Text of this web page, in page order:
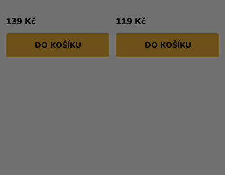
5
hvězdiček.
139 Kč
DO KOŠÍKU
5
hvězdiček.
119 Kč
DO KOŠÍKU